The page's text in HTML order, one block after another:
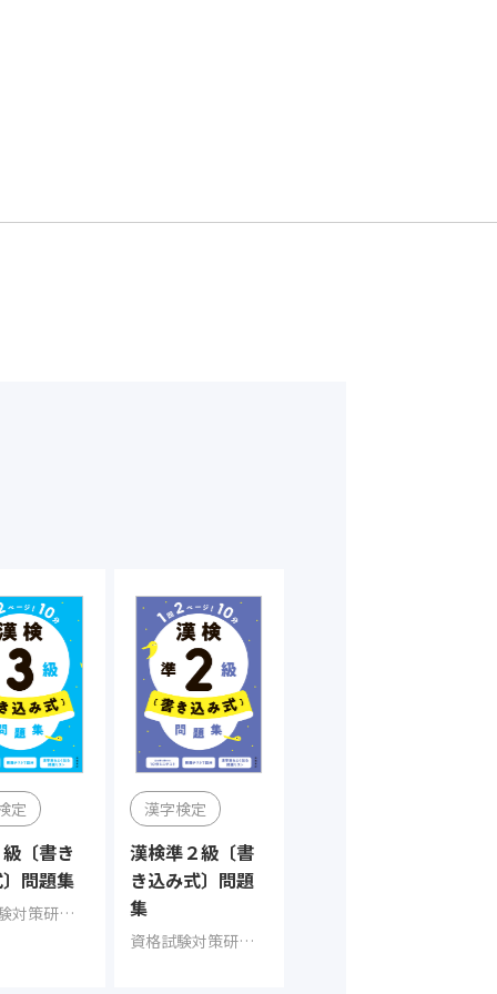
定
〔書き
問題集
資格試験対策研究会（編集）
漢字検定
漢検準２級〔書
き込み式〕問題
集
資格試験対策研究会（編集）